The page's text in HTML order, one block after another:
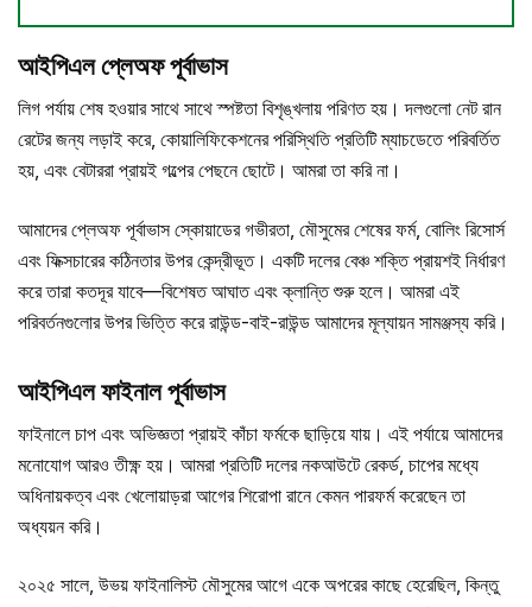
আইপিএল প্লেঅফ পূর্বাভাস
লিগ পর্যায় শেষ হওয়ার সাথে সাথে স্পষ্টতা বিশৃঙ্খলায় পরিণত হয়। দলগুলো নেট রান
রেটের জন্য লড়াই করে, কোয়ালিফিকেশনের পরিস্থিতি প্রতিটি ম্যাচডেতে পরিবর্তিত
হয়, এবং বেটাররা প্রায়ই গল্পের পেছনে ছোটে। আমরা তা করি না।
আমাদের প্লেঅফ পূর্বাভাস স্কোয়াডের গভীরতা, মৌসুমের শেষের ফর্ম, বোলিং রিসোর্স
এবং ফিক্সচারের কঠিনতার উপর কেন্দ্রীভূত। একটি দলের বেঞ্চ শক্তি প্রায়শই নির্ধারণ
করে তারা কতদূর যাবে—বিশেষত আঘাত এবং ক্লান্তি শুরু হলে। আমরা এই
পরিবর্তনগুলোর উপর ভিত্তি করে রাউন্ড-বাই-রাউন্ড আমাদের মূল্যায়ন সামঞ্জস্য করি।
আইপিএল ফাইনাল পূর্বাভাস
ফাইনালে চাপ এবং অভিজ্ঞতা প্রায়ই কাঁচা ফর্মকে ছাড়িয়ে যায়। এই পর্যায়ে আমাদের
মনোযোগ আরও তীক্ষ্ণ হয়। আমরা প্রতিটি দলের নকআউটে রেকর্ড, চাপের মধ্যে
অধিনায়কত্ব এবং খেলোয়াড়রা আগের শিরোপা রানে কেমন পারফর্ম করেছেন তা
অধ্যয়ন করি।
২০২৫ সালে, উভয় ফাইনালিস্ট মৌসুমের আগে একে অপরের কাছে হেরেছিল, কিন্তু